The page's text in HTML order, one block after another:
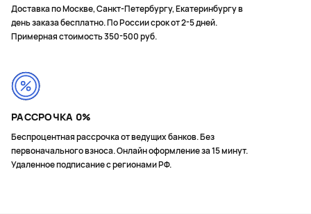
Доставка по Москве, Санкт-Петербургу, Екатеринбургу в
день заказа бесплатно. По России срок от 2-5 дней.
Примерная стоимость 350-500 руб.
РАССРОЧКА 0%
Беспроцентная рассрочка от ведущих банков. Без
первоначального взноса. Онлайн оформление за 15 минут.
Удаленное подписание с регионами РФ.